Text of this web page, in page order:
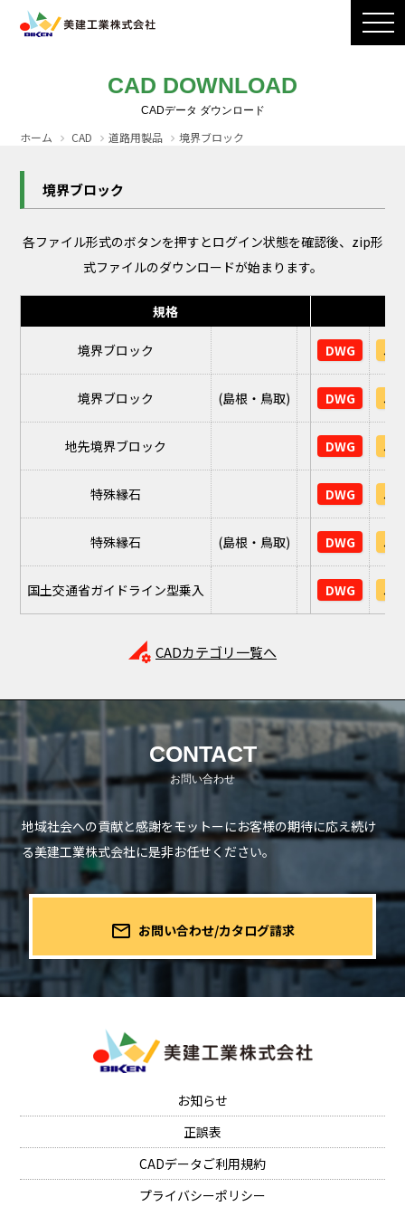
製品ラインナップ
CADダウンロード
CAD DOWNLOAD
ホーム CAD 道路用製品 境界ブロック
境界ブロック
各ファイル形式のボタンを押すとログイン状態を確認後、zip形
式ファイルのダウンロードが始まります。
規格
境界ブロック DWG
境界ブロック (島根・鳥取) DWG
地先境界ブロック DWG
特殊縁石 DWG
特殊縁石 (島根・鳥取) DWG
国土交通省ガイドライン型乗入 DWG
perm_data_setting CADカテゴリ一覧へ
CONTACT
地域社会への貢献と感謝をモットーにお客様の期待に応え続け
る美建工業株式会社に是非お任せください。
mail_outline お問い合わせ/カタログ請求
お知らせ
正誤表
CADデータご利用規約
プライバシーポリシー